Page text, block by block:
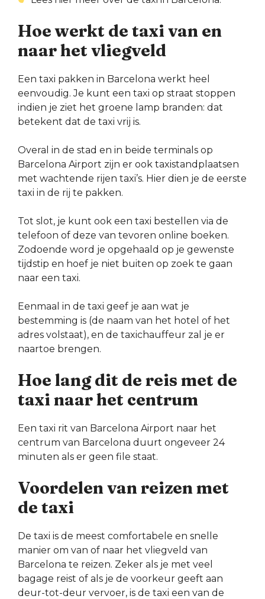
Hoe werkt de taxi van en
naar het vliegveld
Een taxi pakken in Barcelona werkt heel
eenvoudig. Je kunt een taxi op straat stoppen
indien je ziet het groene lamp branden: dat
betekent dat de taxi vrij is.
Overal in de stad en in beide terminals op
Barcelona Airport zijn er ook taxistandplaatsen
met wachtende rijen taxi’s. Hier dien je de eerste
taxi in de rij te pakken.
Tot slot, je kunt ook een taxi bestellen via de
telefoon of deze van tevoren online boeken.
Zodoende word je opgehaald op je gewenste
tijdstip en hoef je niet buiten op zoek te gaan
naar een taxi.
Eenmaal in de taxi geef je aan wat je
bestemming is (de naam van het hotel of het
adres volstaat), en de taxichauffeur zal je er
naartoe brengen.
Hoe lang dit de reis met de
taxi naar het centrum
Een taxi rit van Barcelona Airport naar het
centrum van Barcelona duurt ongeveer 24
minuten als er geen file staat.
Voordelen van reizen met
de taxi
De taxi is de meest comfortabele en snelle
manier om van of naar het vliegveld van
Barcelona te reizen. Zeker als je met veel
bagage reist of als je de voorkeur geeft aan
deur-tot-deur vervoer, is de taxi een van de